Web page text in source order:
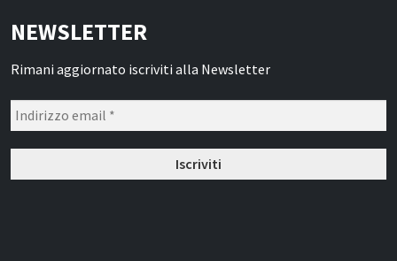
NEWSLETTER
Rimani aggiornato iscriviti alla Newsletter